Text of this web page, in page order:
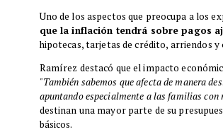
Uno de los aspectos que preocupa a los
que la inflación tendrá sobre pagos
hipotecas, tarjetas de crédito, arriendos y
Ramírez destacó que el impacto
"También sabemos que afecta de manera
apuntando especialmente a las familias con
destinan una mayor parte de su
básicos.